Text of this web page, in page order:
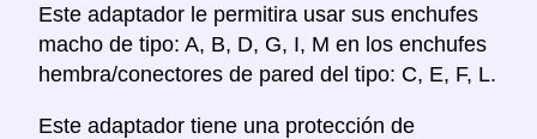
Este adaptador le permitira usar sus enchufes
macho de tipo: A, B, D, G, I, M en los enchufes
hembra/conectores de pared del tipo: C, E, F, L.
Este adaptador tiene una protección de